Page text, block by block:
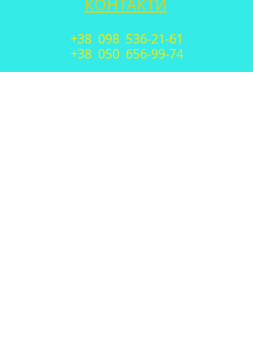
КОНТАКТИ
+38 098 536-21-61
+38 050 656-99-74
E-mail:go_vavt2017@ukr.net